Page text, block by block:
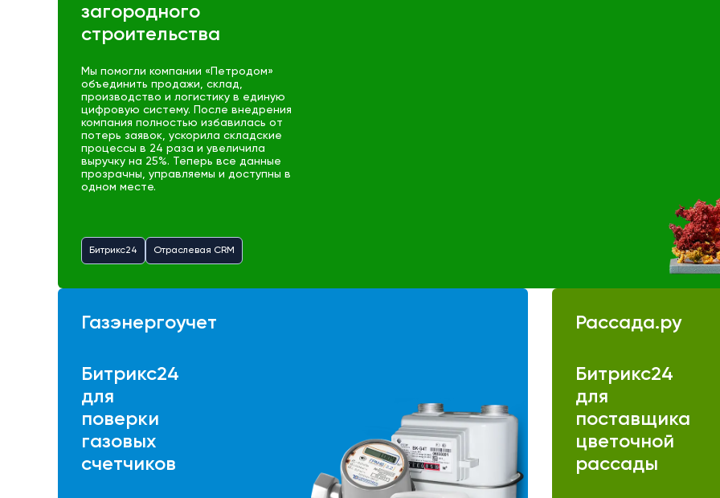
загородного
строительства
Мы помогли компании «Петродом»
объединить продажи, склад,
производство и логиcтику в единую
цифровую систему. После внедрения
компания полностью избавилась от
потерь заявок, ускорила складские
процессы в 24 раза и увеличила
выручку на 25%. Теперь все данные
прозрачны, управляемы и доступны в
одном месте.
Битрикс24 Отраслевая CRM
Газэнергоучет
Битрикс24
для
поверки
газовых
счетчиков
Рассада.ру
Битрикс24
для
поставщика
цветочной
рассады